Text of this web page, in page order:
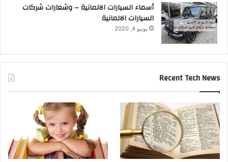
أسماء السيارات الالمانية – وشعارات شركات
السيارات الالمانية
يونيو 4, 2020
Recent Tech News